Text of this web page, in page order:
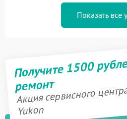
Показать все
Получите 1500
ремонт
Акция сервисного
Yukon